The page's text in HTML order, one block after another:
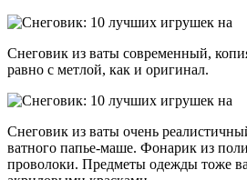
Снеговик из ваты современный,
равно с метлой, как и оригинал.
Снеговик из ваты очень
ватного папье-маше. Фонарик из
проволоки. Предметы одежды тоже